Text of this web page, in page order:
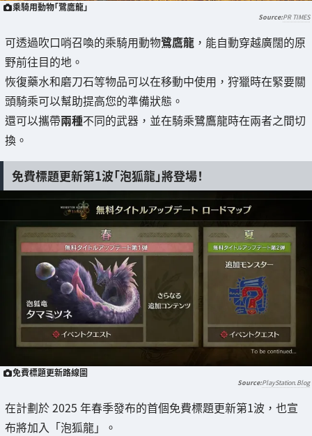
乘騎用動物「鷺鷹龍」
PR TIMES
可透過吹口哨召喚的乘騎用動物鷺鷹龍 ，能自動穿越廣闊的原
野前往目的地。
恢復藥水和磨刀石等物品可以在移動中使用，狩獵時在緊要關
頭騎乘可以幫助提高您的準備狀態。
還可以攜帶兩種不同的武器，並在騎乘鷺鷹龍時在兩者之間切
換。
免費標題更新第1波「泡狐龍」將登場！
免費標題更新路線圖
PlayStation.Blog
在計劃於 2025 年春季發布的首個免費標題更新第1波，也宣
布將加入「泡狐龍」。